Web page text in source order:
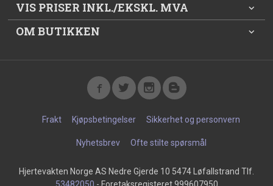
VIS PRISER INKL./EKSKL. MVA
OM BUTIKKEN
Frakt Kjøpsbetingelser Sikkerhet og personvern
Nyhetsbrev Ofte stilte spørsmål
Hjertevakten Norge AS Nedre Gjerde 10 5474 Løfallstrand Tlf.
53482050 - Foretaksregisteret 999607950